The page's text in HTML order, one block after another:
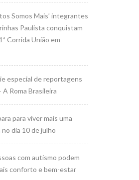
Somos Mais’ integrantes
Paulista conquistam
Corrida União em
especial de reportagens
Roma Brasileira
para viver mais uma
dia 10 de julho
com autismo podem
conforto e bem-estar